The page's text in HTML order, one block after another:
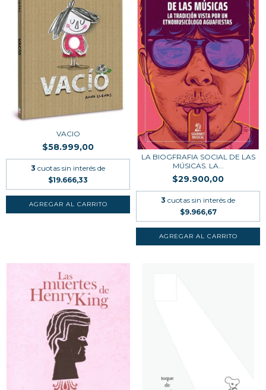
VACIO
$58.999,00
3 cuotas sin interés de
$19.666,33
LA BIOGFRAFIA SOCIAL DE LAS
MÚSICAS. LA...
$29.900,00
3 cuotas sin interés de
$9.966,67